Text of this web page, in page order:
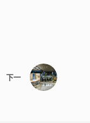
下一